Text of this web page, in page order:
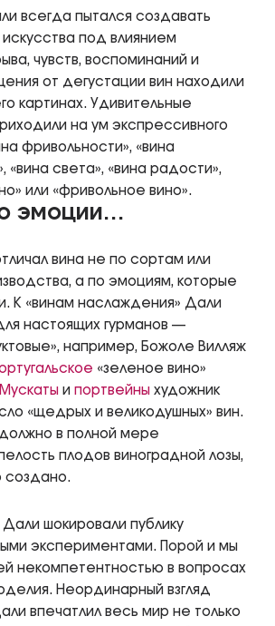
всегда пытался создавать
под влиянием
чувств, воспоминаний и
от дегустации вин находили
картинах. Удивительные
на ум экспрессивного
фривольности», «вина
«вина света», «вина радости»,
или «фривольное вино».
эмоции…
вина не по сортам или
а по эмоциям, которые
К «винам наслаждения» Дали
настоящих гурманов —
например, Божоле Вилляж
«зеленое вино»
Мускаты и портвейны художник
«щедрых и великодушных» вин.
в полной мере
плодов виноградной лозы,
создано.
Дали шокировали публику
экспериментами. Порой и мы
некомпетентностью в вопросах
Неординарный взгляд
впечатлил весь мир не только